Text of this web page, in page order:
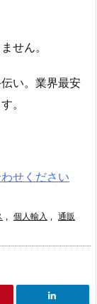
せん。
い。業界最安
。
せください
, 個人輸入 , 通販